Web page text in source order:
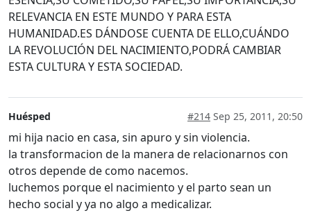
RELEVANCIA EN ESTE MUNDO Y PARA ESTA
HUMANIDAD.ES DÁNDOSE CUENTA DE ELLO,CUÁNDO
LA REVOLUCIÓN DEL NACIMIENTO,PODRÁ CAMBIAR
ESTA CULTURA Y ESTA SOCIEDAD.
Huésped #214 Sep 25, 2011, 20:50
mi hija nacio en casa, sin apuro y sin violencia.
la transformacion de la manera de relacionarnos con
otros depende de como nacemos.
luchemos porque el nacimiento y el parto sean un
hecho social y ya no algo a medicalizar.